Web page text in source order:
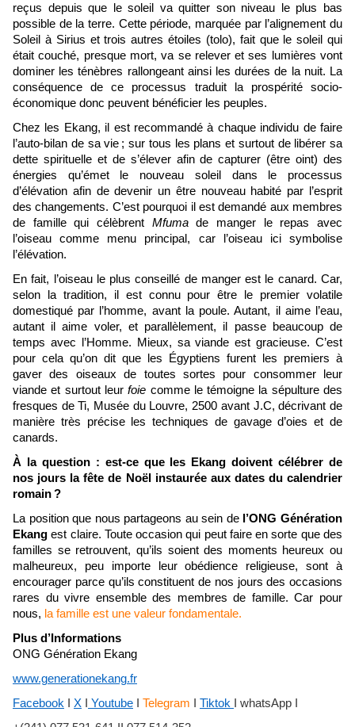
reçus depuis que le soleil va quitter son niveau le plus bas
possible de la terre. Cette période, marquée par l’alignement du
Soleil à Sirius et trois autres étoiles (tolo), fait que le soleil qui
était couché, presque mort, va se relever et ses lumières vont
dominer les ténèbres rallongeant ainsi les durées de la nuit. La
conséquence de ce processus traduit la prospérité socio-
économique donc peuvent bénéficier les peuples.
Chez les Ekang, il est recommandé à chaque individu de faire
l’auto-bilan de sa vie ; sur tous les plans et surtout de libérer sa
dette spirituelle et de s’élever afin de capturer (être oint) des
énergies qu’émet le nouveau soleil dans le processus
d’élévation afin de devenir un être nouveau habité par l’esprit
des changements. C’est pourquoi il est demandé aux membres
de famille qui célèbrent Mfumade manger le repas avec
l’oiseau comme menu principal, car l’oiseau ici symbolise
l’élévation.
En fait, l’oiseau le plus conseillé de manger est le canard. Car,
selon la tradition, il est connu pour être le premier volatile
domestiqué par l’homme, avant la poule. Autant, il aime l’eau,
autant il aime voler, et parallèlement, il passe beaucoup de
temps avec l’Homme. Mieux, sa viande est gracieuse. C’est
pour cela qu’on dit que les Égyptiens furent les premiers à
gaver des oiseaux de toutes sortes pour consommer leur
viande et surtout leurfoie comme le témoigne la sépulture des
fresques de Ti, Musée du Louvre, 2500 avant J.C, décrivant de
manière très précise les techniques de gavage d’oies et de
canards.
À la question : est-ce que les Ekang doivent célébrer de
nos jours la fête de Noël instaurée aux dates du calendrier
romain?
La position que nous partageons au sein de l’ONG Génération
Ekang est claire. Toute occasion qui peut faire en sorte que des
familles se retrouvent, qu’ils soient des moments heureux ou
malheureux, peu importe leur obédience religieuse, sont à
encourager parce qu’ils constituent de nos jours des occasions
rares du vivre ensemble des membres de famille. Car pour
nous, la famille est une valeur fondamentale.
Plus d’Informations
ONG Génération Ekang
www.generationekang.fr
Facebook
X Youtube Telegram Tiktok
I whatsApp I